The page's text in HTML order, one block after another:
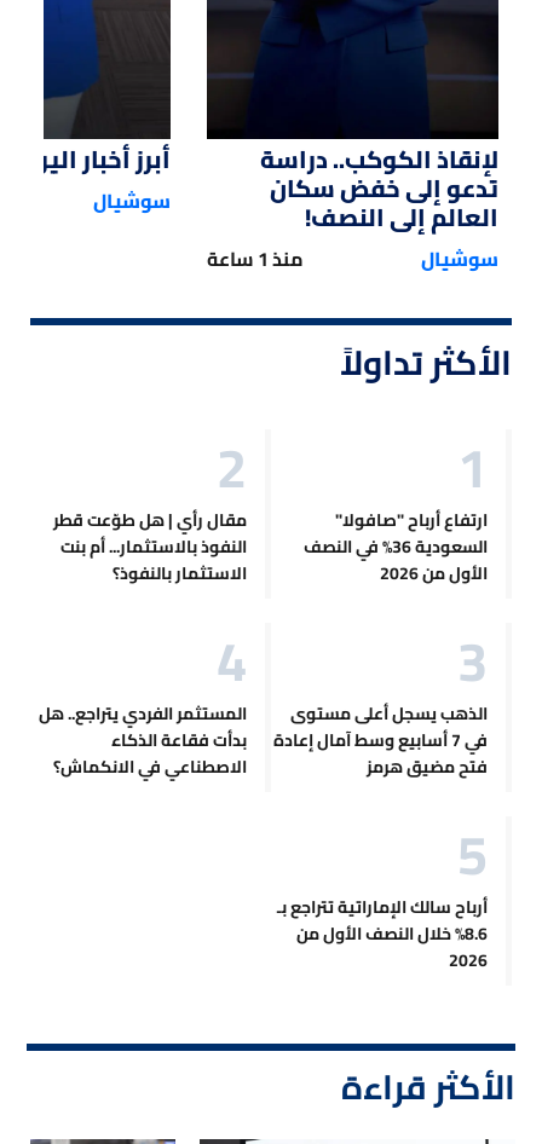
لإنقاذ الكوكب.. دراسة
تدعو إلى خفض سكان
العالم إلى النصف!
سوشيال منذ 1 ساعة
أبرز أخبار اليوم
سوشيال
الأكثر تداولاً
ارتفاع أرباح "صافولا"
السعودية 36% في النصف
الأول من 2026
مقال رأي | هل طوّعت قطر
النفوذ بالاستثمار... أم بنت
الاستثمار بالنفوذ؟
الذهب يسجل أعلى مستوى
في 7 أسابيع وسط آمال إعادة
فتح مضيق هرمز
المستثمر الفردي يتراجع.. هل
بدأت فقاعة الذكاء
الاصطناعي في الانكماش؟
أرباح سالك الإماراتية تتراجع بـ
8.6% خلال النصف الأول من
2026
الأكثر قراءة